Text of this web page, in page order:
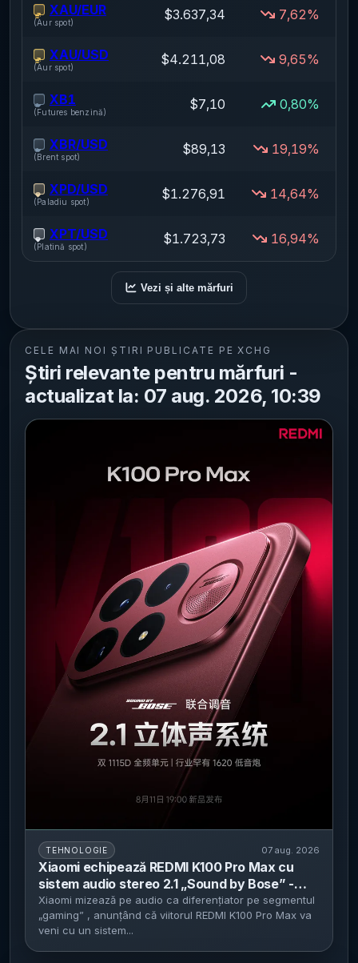
XAU/EUR
(Aur spot) $3.637,34 7,62%
XAU/USD
(Aur spot) $4.211,08 9,65%
XB1
(Futures benzină) $7,10 0,80%
XBR/USD
(Brent spot) $89,13 19,19%
XPD/USD
(Paladiu spot) $1.276,91 14,64%
XPT/USD
(Platină spot) $1.723,73 16,94%
Vezi și alte mărfuri
CELE MAI NOI ȘTIRI PUBLICATE PE XCHG
Știri relevante pentru mărfuri -
actualizat la: 07 aug. 2026, 10:39
TEHNOLOGIE 07 aug. 2026
Xiaomi echipează REDMI K100 Pro Max cu
sistem audio stereo 2.1 „Sound by Bose” -
lansare pe 11 august și upgrade la difuzoare
1115D plus subwoofer dedicat
Xiaomi mizează pe audio ca diferențiator pe segmentul
„gaming” , anunțând că viitorul REDMI K100 Pro Max va
veni cu un sistem...